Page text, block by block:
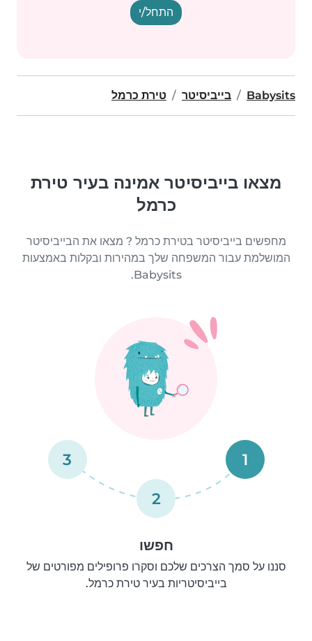
התחל/י
Babysits בייביסיטר טירת כרמל
מצאו בייביסיטר אמינה בעיר טירת
כרמל
מחפשים בייביסיטר בטירת כרמל ? מצאו את הבייביסיטר
המושלמת עבור המשפחה שלך במהירות ובקלות באמצעות
Babysits.
1
2
3
חפשו
סננו על סמך הצרכים שלכם וסקרו פרופילים מפורטים של
בייביסיטריות בעיר טירת כרמל.